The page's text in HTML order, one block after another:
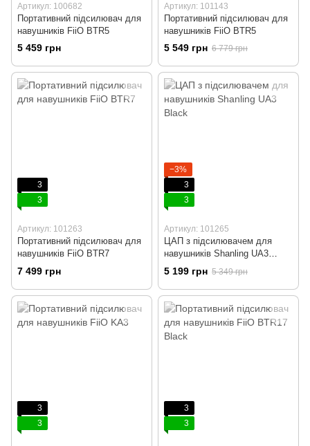
Артикул: 100682
Портативний підсилювач для
навушників FiiO BTR5
5 459 грн
Артикул: 101143
Портативний підсилювач для
навушників FiiO BTR5
5 549 грн 6 779 грн
3
3
Артикул: 101263
Портативний підсилювач для
навушників FiiO BTR7
7 499 грн
−3%
3
3
Артикул: 101265
ЦАП з підсилювачем для
навушників Shanling UA3
Black
5 199 грн 5 349 грн
3
3
3
3